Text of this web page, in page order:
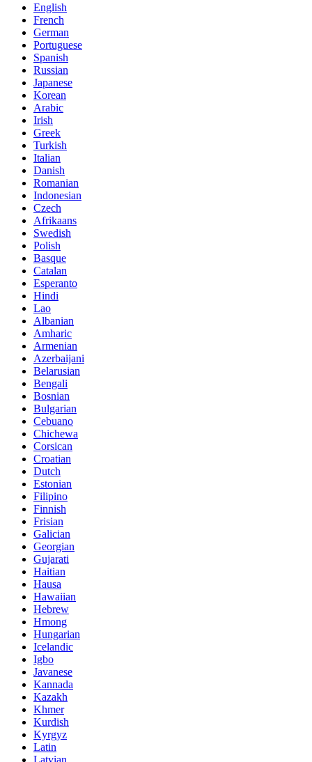
English
French
German
Portuguese
Spanish
Russian
Japanese
Korean
Arabic
Irish
Greek
Turkish
Italian
Danish
Romanian
Indonesian
Czech
Afrikaans
Swedish
Polish
Basque
Catalan
Esperanto
Hindi
Lao
Albanian
Amharic
Armenian
Azerbaijani
Belarusian
Bengali
Bosnian
Bulgarian
Cebuano
Chichewa
Corsican
Croatian
Dutch
Estonian
Filipino
Finnish
Frisian
Galician
Georgian
Gujarati
Haitian
Hausa
Hawaiian
Hebrew
Hmong
Hungarian
Icelandic
Igbo
Javanese
Kannada
Kazakh
Khmer
Kurdish
Kyrgyz
Latin
Latvian